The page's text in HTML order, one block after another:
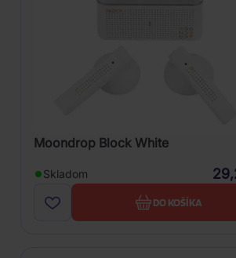
Moondrop Block White
Skladom
DO KOŠÍKA